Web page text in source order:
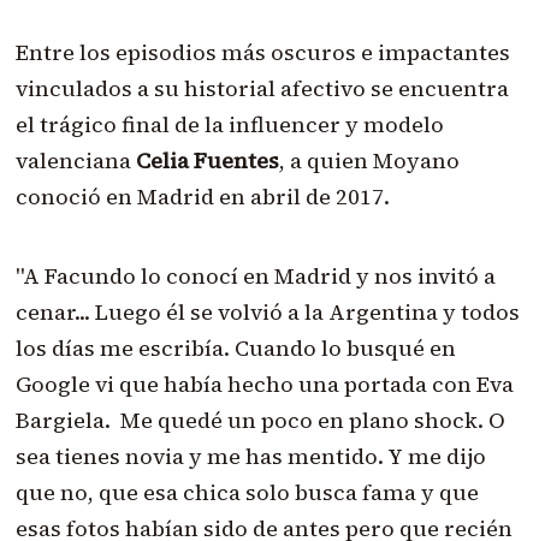
Entre los episodios más oscuros e impactantes
vinculados a su historial afectivo se encuentra
el trágico final de la influencer y modelo
valenciana Celia Fuentes, a quien Moyano
conoció en Madrid en abril de 2017.
"A Facundo lo conocí en Madrid y nos invitó a
cenar... Luego él se volvió a la Argentina y todos
los días me escribía. Cuando lo busqué en
Google vi que había hecho una portada con Eva
Bargiela. Me quedé un poco en plano shock. O
sea tienes novia y me has mentido. Y me dijo
que no, que esa chica solo busca fama y que
esas fotos habían sido de antes pero que recién